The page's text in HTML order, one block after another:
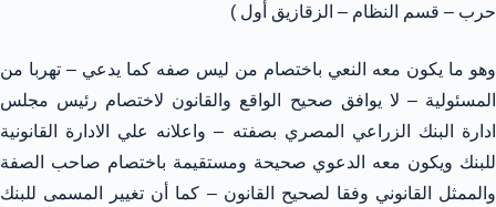
حرب – قسم النظام – الزقازيق أول )
وهو ما يكون معه النعي باختصام من ليس صفه كما يدعي – تهربا من
المسئولية – لا يوافق صحيح الواقع والقانون لاختصام رئيس مجلس
ادارة البنك الزراعي المصري بصفته – واعلانه علي الادارة القانونية
للبنك ويكون معه الدعوي صحيحة ومستقيمة باختصام صاحب الصفة
والممثل القانوني وفقا لصحيح القانون – كما أن تغيير المسمى للبنك